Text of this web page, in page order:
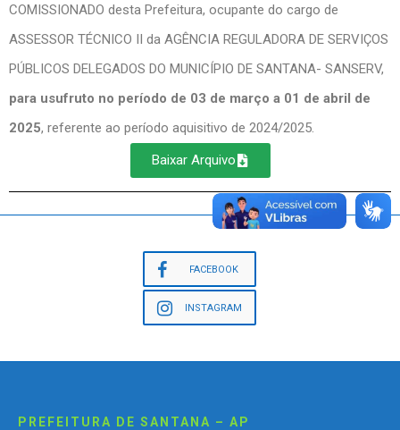
COMISSIONADO desta Prefeitura, ocupante do cargo de
ASSESSOR TÉCNICO II da AGÊNCIA REGULADORA DE SERVIÇOS
PÚBLICOS DELEGADOS DO MUNICÍPIO DE SANTANA- SANSERV,
para usufruto no período de 03 de março a 01 de abril de
2025, referente ao período aquisitivo de 2024/2025.
Baixar Arquivo
FACEBOOK
INSTAGRAM
PREFEITURA DE SANTANA – AP